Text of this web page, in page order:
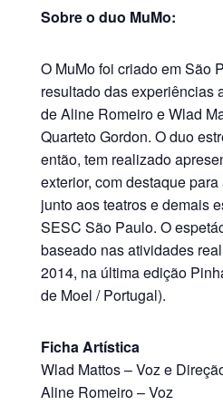
Sobre o duo MuMo:
O MuMo foi criado em São
resultado das experiências
de Aline Romeiro e Wlad
Quarteto Gordon. O duo
então, tem realizado
exterior, com destaque
junto aos teatros e demais
SESC São Paulo. O
baseado nas atividades
2014, na última edição
de Moel / Portugal).
Ficha Artística
Wlad Mattos – Voz e
Aline Romeiro – Voz